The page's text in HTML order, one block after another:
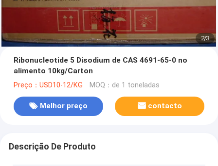
2/3
Ribonucleotide 5 Disodium de CAS 4691-65-0 no
alimento 10kg/Carton
Preço：USD10-12/KG MOQ：de 1 toneladas
Melhor preço contacto
Descrição De Produto